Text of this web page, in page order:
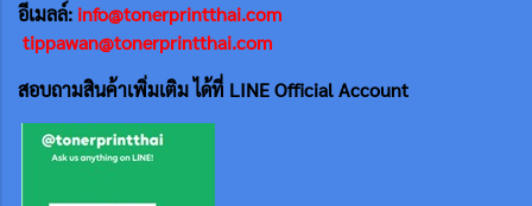
อีเมลล์: info@tonerprintthai.com
tippawan@tonerprintthai.com
สอบถามสินค้าเพิ่มเติม ได้ที่ LINE Official Account